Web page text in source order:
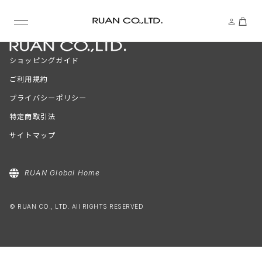
ショッピングガイド
ご利用規約
プライバシーポリシー
特定商取引法
サイトマップ
RUAN Global Home
© RUAN CO., LTD. All RIGHTS RESERVED